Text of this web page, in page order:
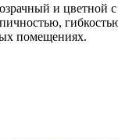
и цветной
помещениях.